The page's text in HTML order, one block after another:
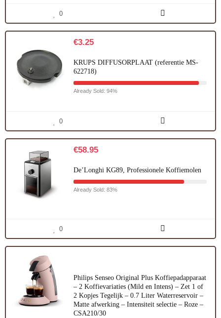
0
€3.25
KRUPS DIFFUSORPLAAT (referentie MS-
622718)
Already Sold: 94%
0
€58.95
De’Longhi KG89, Professionele Koffiemolen
Already Sold: 83%
0
Philips Senseo Original Plus Koffiepadapparaat
– 2 Koffievariaties (Mild en Intens) – Zet 1 of
2 Kopjes Tegelijk – 0.7 Liter Waterreservoir –
Matte afwerking – Intensiteit selectie – Roze –
CSA210/30